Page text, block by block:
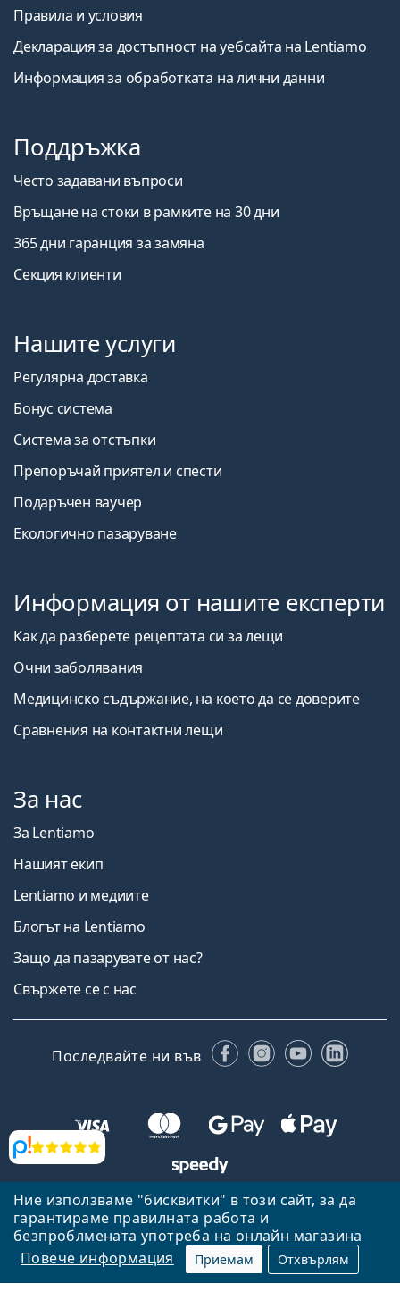
Ние използваме "бисквитки" в този сайт, за да
гарантираме правилната работа и
безпроблмената употреба на онлайн магазина
Повече информация
Приемам Отхвърлям
Прегледи
Правила и условия
Декларация за достъпност на уебсайта на Lentiamo
Информация за обработката на лични данни
Поддръжка
Често задавани въпроси
Връщане на стоки в рамките на 30 дни
365 дни гаранция за замяна
Секция клиенти
Нашите услуги
Регулярна доставка
Бонус система
Система за отстъпки
Препоръчай приятел и спести
Подаръчен ваучер
Екологично пазаруване
Информация от нашите експерти
Как да разберете рецептата си за лещи
Очни заболявания
Медицинско съдържание, на което да се доверите
Сравнения на контактни лещи
За нас
За Lentiamo
Нашият екип
Lentiamo и медиите
Блогът на Lentiamo
Защо да пазарувате от нас?
Свържете се с нас
Последвайте ни във FacebookInstagram
YouTube
Назад към началната страница
Нагоре
Lentiamo.bg е собственост и се управлява от Lentiamo s.r.o.,
Република Чехия
Тук сме за вас в продължение на 18 години.